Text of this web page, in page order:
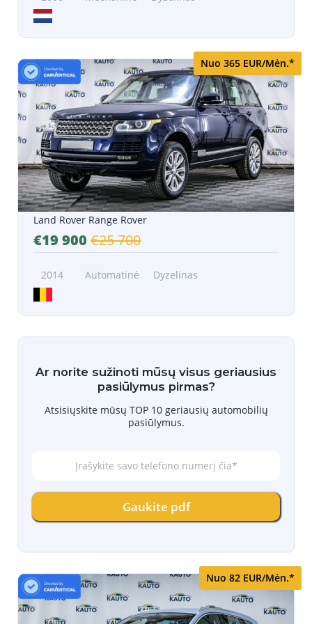
Nuo 365 EUR/Mėn.*
Land Rover Range Rover
€19 900 €25 700
2014 Automatinė Dyzelinas
Ar norite sužinoti mūsų visus geriausius
pasiūlymus pirmas?
Atsisiųskite mūsų TOP 10 geriausių automobilių
pasiūlymus.
š
k
s
a
v
o
Gaukite pdf
Nuo 82 EUR/Mėn.*